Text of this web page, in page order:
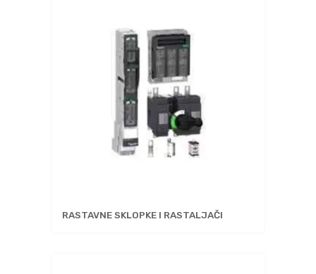
RASTAVNE SKLOPKE I RASTALJAČI